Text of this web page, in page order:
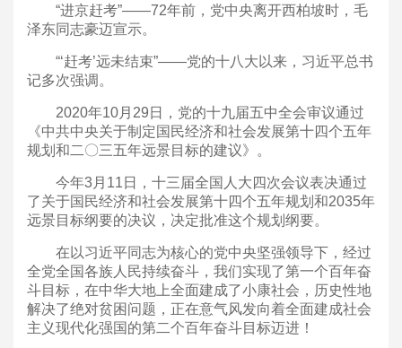
“进京赶考”——72年前，党中央离开西柏坡时，毛
泽东同志豪迈宣示。
“‘赶考’远未结束”——党的十八大以来，习近平总书
记多次强调。
2020年10月29日，党的十九届五中全会审议通过
《中共中央关于制定国民经济和社会发展第十四个五年
规划和二〇三五年远景目标的建议》。
今年3月11日，十三届全国人大四次会议表决通过
了关于国民经济和社会发展第十四个五年规划和2035年
远景目标纲要的决议，决定批准这个规划纲要。
在以习近平同志为核心的党中央坚强领导下，经过
全党全国各族人民持续奋斗，我们实现了第一个百年奋
斗目标，在中华大地上全面建成了小康社会，历史性地
解决了绝对贫困问题，正在意气风发向着全面建成社会
主义现代化强国的第二个百年奋斗目标迈进！